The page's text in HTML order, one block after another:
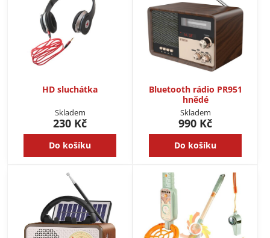
HD sluchátka
Skladem
230 Kč
Do košíku
Bluetooth rádio PR951
hnědé
Skladem
990 Kč
Do košíku